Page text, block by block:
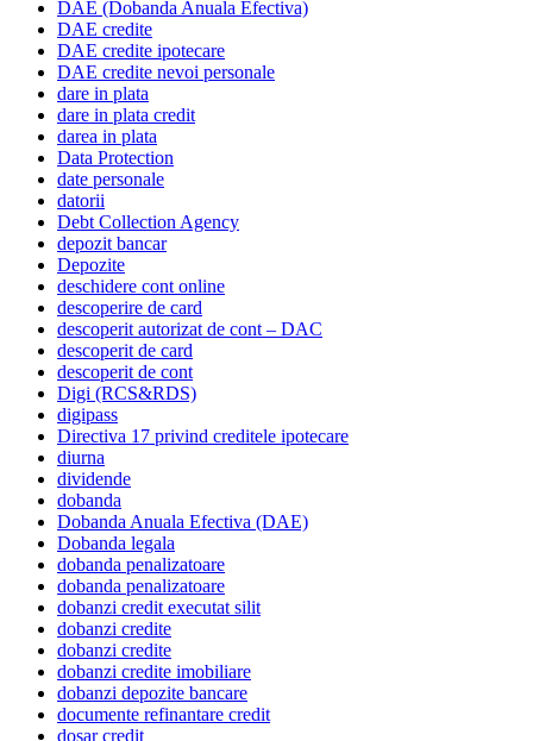
DAE (Dobanda Anuala Efectiva)
DAE credite
DAE credite ipotecare
DAE credite nevoi personale
dare in plata
dare in plata credit
darea in plata
Data Protection
date personale
datorii
Debt Collection Agency
depozit bancar
Depozite
deschidere cont online
descoperire de card
descoperit autorizat de cont – DAC
descoperit de card
descoperit de cont
Digi (RCS&RDS)
digipass
Directiva 17 privind creditele ipotecare
diurna
dividende
dobanda
Dobanda Anuala Efectiva (DAE)
Dobanda legala
dobanda penalizatoare
dobanda penalizatoare
dobanzi credit executat silit
dobanzi credite
dobanzi credite
dobanzi credite imobiliare
dobanzi depozite bancare
documente refinantare credit
dosar credit